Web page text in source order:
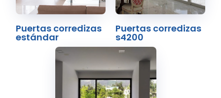
Puertas corredizas
estándar
Puertas corredizas
s4200